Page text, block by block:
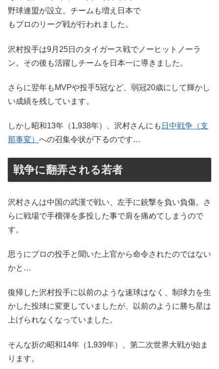
野球連盟が設立。チームも増え日本で
もプロのリーグ戦が行われました。
沢村投手は9月25日のタイガース戦でノーヒットノーラ
ン。その後も活躍しチームを日本一に導きました。
さらに翌年もMVPや投手5冠など、弱冠20歳にして輝かし
い成績を残しています。
しかし昭和13年（1,938年）、沢村さんにも 日中戦争（支
那事変） への召集令状が下るのです…
戦争に翻弄される若者
沢村さんは中国の武漢で戦い、左手に銃撃を負い負傷。さ
らに戦場で手榴弾を多投した事で肩を痛めてしまうので
す。
思うにプロの投手と聞いた上官から命令されたのではない
かと…
復帰した沢村投手に以前のような速球はなく、制球力を生
かした投球に変更していましたが、以前のように勝ち星は
上げられなくなっていました。
そんな折の昭和14年（1,939年）、第二次世界大戦が始ま
ります。